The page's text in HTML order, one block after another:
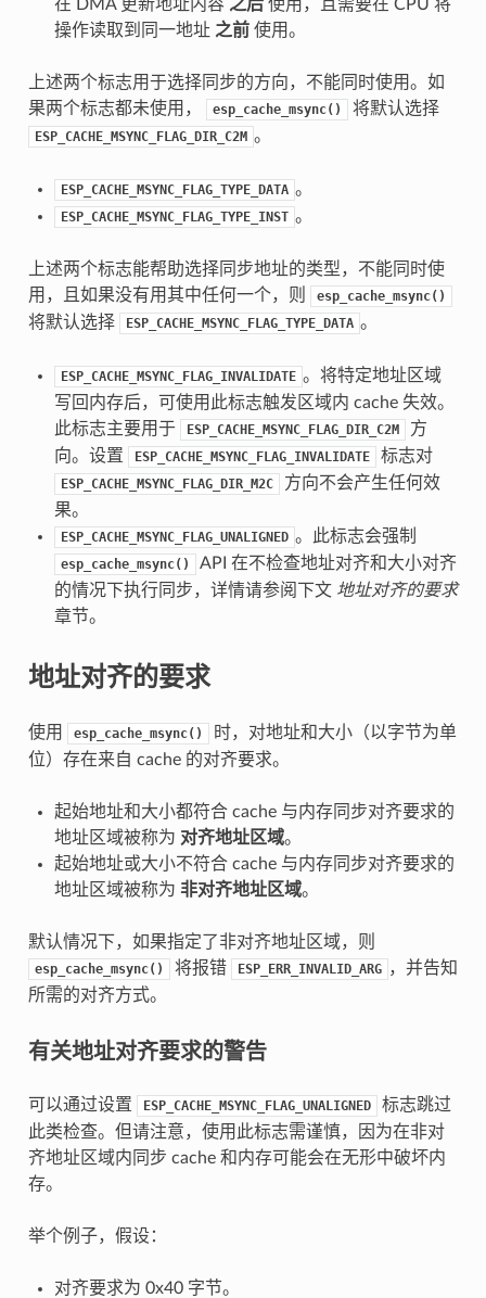
在 DMA 更新地址内容 之后使用，且需要在 CPU 将
操作读取到同一地址 之前使用。
上述两个标志用于选择同步的方向，不能同时使用。如
果两个标志都未使用，
esp_cache_msync() 将默认选择
ESP_CACHE_MSYNC_FLAG_DIR_C2M 。
ESP_CACHE_MSYNC_FLAG_TYPE_DATA 。
ESP_CACHE_MSYNC_FLAG_TYPE_INST 。
上述两个标志能帮助选择同步地址的类型，不能同时使
用，且如果没有用其中任何一个，则
esp_cache_msync()
将默认选择 ESP_CACHE_MSYNC_FLAG_TYPE_DATA 。
ESP_CACHE_MSYNC_FLAG_INVALIDATE 。将特定地址区域
写回内存后，可使用此标志触发区域内 cache 失效。
此标志主要用于
ESP_CACHE_MSYNC_FLAG_DIR_C2M
方
向。设置
ESP_CACHE_MSYNC_FLAG_INVALIDATE 标志对
ESP_CACHE_MSYNC_FLAG_DIR_M2C
方向不会产生任何效
果。
ESP_CACHE_MSYNC_FLAG_UNALIGNED 。此标志会强制
esp_cache_msync()
API 在不检查地址对齐和大小对齐
的情况下执行同步，详情请参阅下文 地址对齐的要求
章节。
地址对齐的要求
使用 esp_cache_msync()
时，对地址和大小（以字节为单
位）存在来自 cache 的对齐要求。
起始地址和大小都符合 cache 与内存同步对齐要求的
地址区域被称为 对齐地址区域。
起始地址或大小不符合 cache 与内存同步对齐要求的
地址区域被称为 非对齐地址区域。
默认情况下，如果指定了非对齐地址区域，则
esp_cache_msync() 将报错 ESP_ERR_INVALID_ARG ，并告知
所需的对齐方式。
有关地址对齐要求的警告
可以通过设置 ESP_CACHE_MSYNC_FLAG_UNALIGNED
标志跳过
此类检查。但请注意，使用此标志需谨慎，因为在非对
齐地址区域内同步 cache 和内存可能会在无形中破坏内
存。
举个例子，假设：
对齐要求为 0x40 字节。